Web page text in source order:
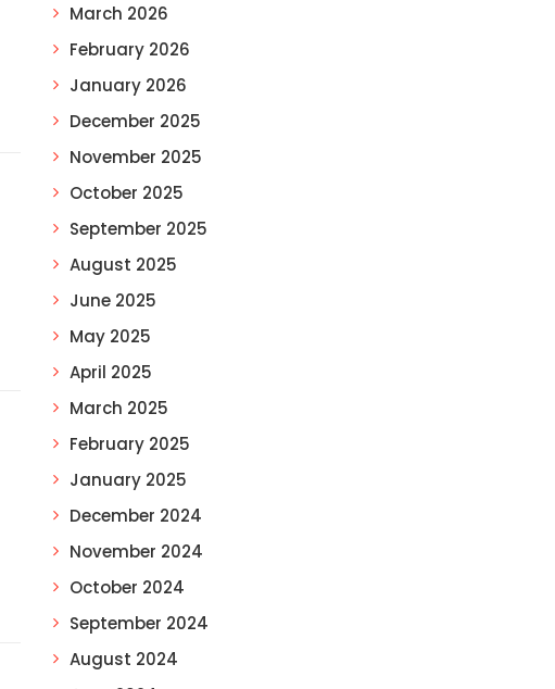
March 2026
February 2026
January 2026
December 2025
November 2025
October 2025
September 2025
August 2025
June 2025
May 2025
April 2025
March 2025
February 2025
January 2025
December 2024
November 2024
October 2024
September 2024
August 2024